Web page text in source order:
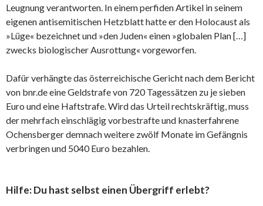
Leugnung verantworten. In einem perfiden Artikel in seinem
eigenen antisemitischen Hetzblatt hatte er den Holocaust als
»Lüge« bezeichnet und »den Juden« einen »globalen Plan […]
zwecks biologischer Ausrottung« vorgeworfen.
Dafür verhängte das österreichische Gericht nach dem Bericht
von bnr.de eine Geldstrafe von 720 Tagessätzen zu je sieben
Euro und eine Haftstrafe. Wird das Urteil rechtskräftig, muss
der mehrfach einschlägig vorbestrafte und knasterfahrene
Ochensberger demnach weitere zwölf Monate im Gefängnis
verbringen und 5040 Euro bezahlen.
Hilfe: Du hast selbst einen Übergriff erlebt?